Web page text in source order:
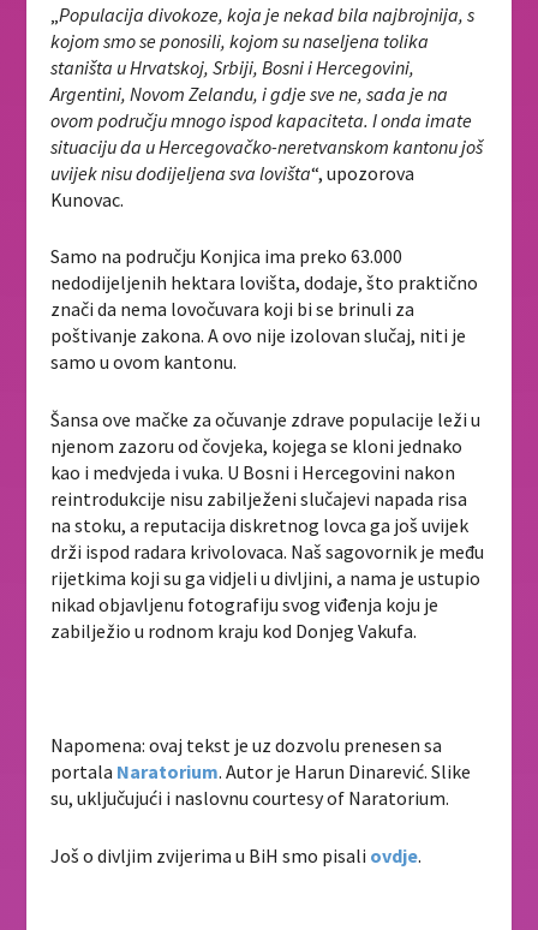
„Populacija divokoze, koja je nekad bila najbrojnija, s
kojom smo se ponosili, kojom su naseljena tolika
staništa u Hrvatskoj, Srbiji, Bosni i Hercegovini,
Argentini, Novom Zelandu, i gdje sve ne, sada je na
ovom području mnogo ispod kapaciteta. I onda imate
situaciju da u Hercegovačko-neretvanskom kantonu još
uvijek nisu dodijeljena sva lovišta“, upozorova
Kunovac.
Samo na području Konjica ima preko 63.000
nedodijeljenih hektara lovišta, dodaje, što praktično
znači da nema lovočuvara koji bi se brinuli za
poštivanje zakona. A ovo nije izolovan slučaj, niti je
samo u ovom kantonu.
Šansa ove mačke za očuvanje zdrave populacije leži u
njenom zazoru od čovjeka, kojega se kloni jednako
kao i medvjeda i vuka. U Bosni i Hercegovini nakon
reintrodukcije nisu zabilježeni slučajevi napada risa
na stoku, a reputacija diskretnog lovca ga još uvijek
drži ispod radara krivolovaca. Naš sagovornik je među
rijetkima koji su ga vidjeli u divljini, a nama je ustupio
nikad objavljenu fotografiju svog viđenja koju je
zabilježio u rodnom kraju kod Donjeg Vakufa.
Napomena: ovaj tekst je uz dozvolu prenesen sa
portala Naratorium. Autor je Harun Dinarević. Slike
su, uključujući i naslovnu courtesy of Naratorium.
Još o divljim zvijerima u BiH smo pisali ovdje.